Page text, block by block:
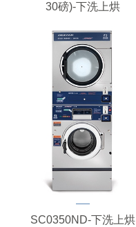
30磅)-下洗上烘
SC0350ND-下洗上烘